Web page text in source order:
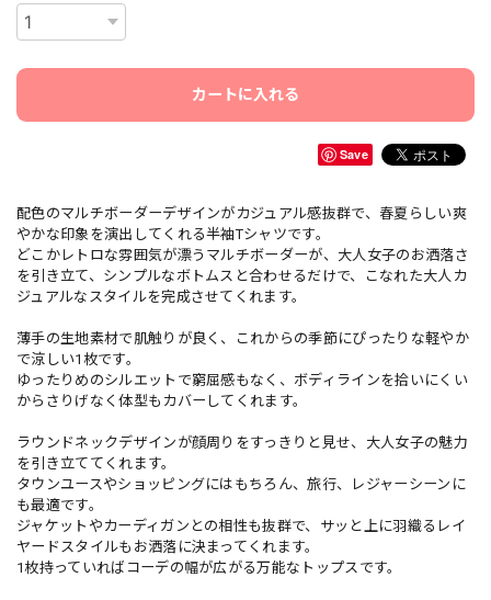
カートに入れる
Save
配色のマルチボーダーデザインがカジュアル感抜群で、春夏らしい爽
やかな印象を演出してくれる半袖Tシャツです。
どこかレトロな雰囲気が漂うマルチボーダーが、大人女子のお洒落さ
を引き立て、シンプルなボトムスと合わせるだけで、こなれた大人カ
ジュアルなスタイルを完成させてくれます。
薄手の生地素材で肌触りが良く、これからの季節にぴったりな軽やか
で涼しい1枚です。
ゆったりめのシルエットで窮屈感もなく、ボディラインを拾いにくい
からさりげなく体型もカバーしてくれます。
ラウンドネックデザインが顔周りをすっきりと見せ、大人女子の魅力
を引き立ててくれます。
タウンユースやショッピングにはもちろん、旅行、レジャーシーンに
も最適です。
ジャケットやカーディガンとの相性も抜群で、サッと上に羽織るレイ
ヤードスタイルもお洒落に決まってくれます。
1枚持っていればコーデの幅が広がる万能なトップスです。